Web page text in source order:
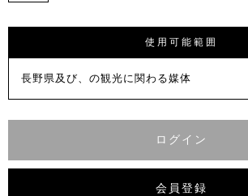
使用可能範囲
長野県及び、の観光に関わる媒体
ログイン
会員登録